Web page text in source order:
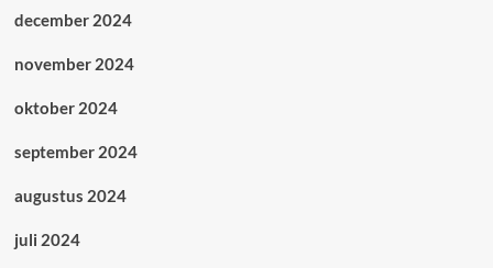
december 2024
november 2024
oktober 2024
september 2024
augustus 2024
juli 2024